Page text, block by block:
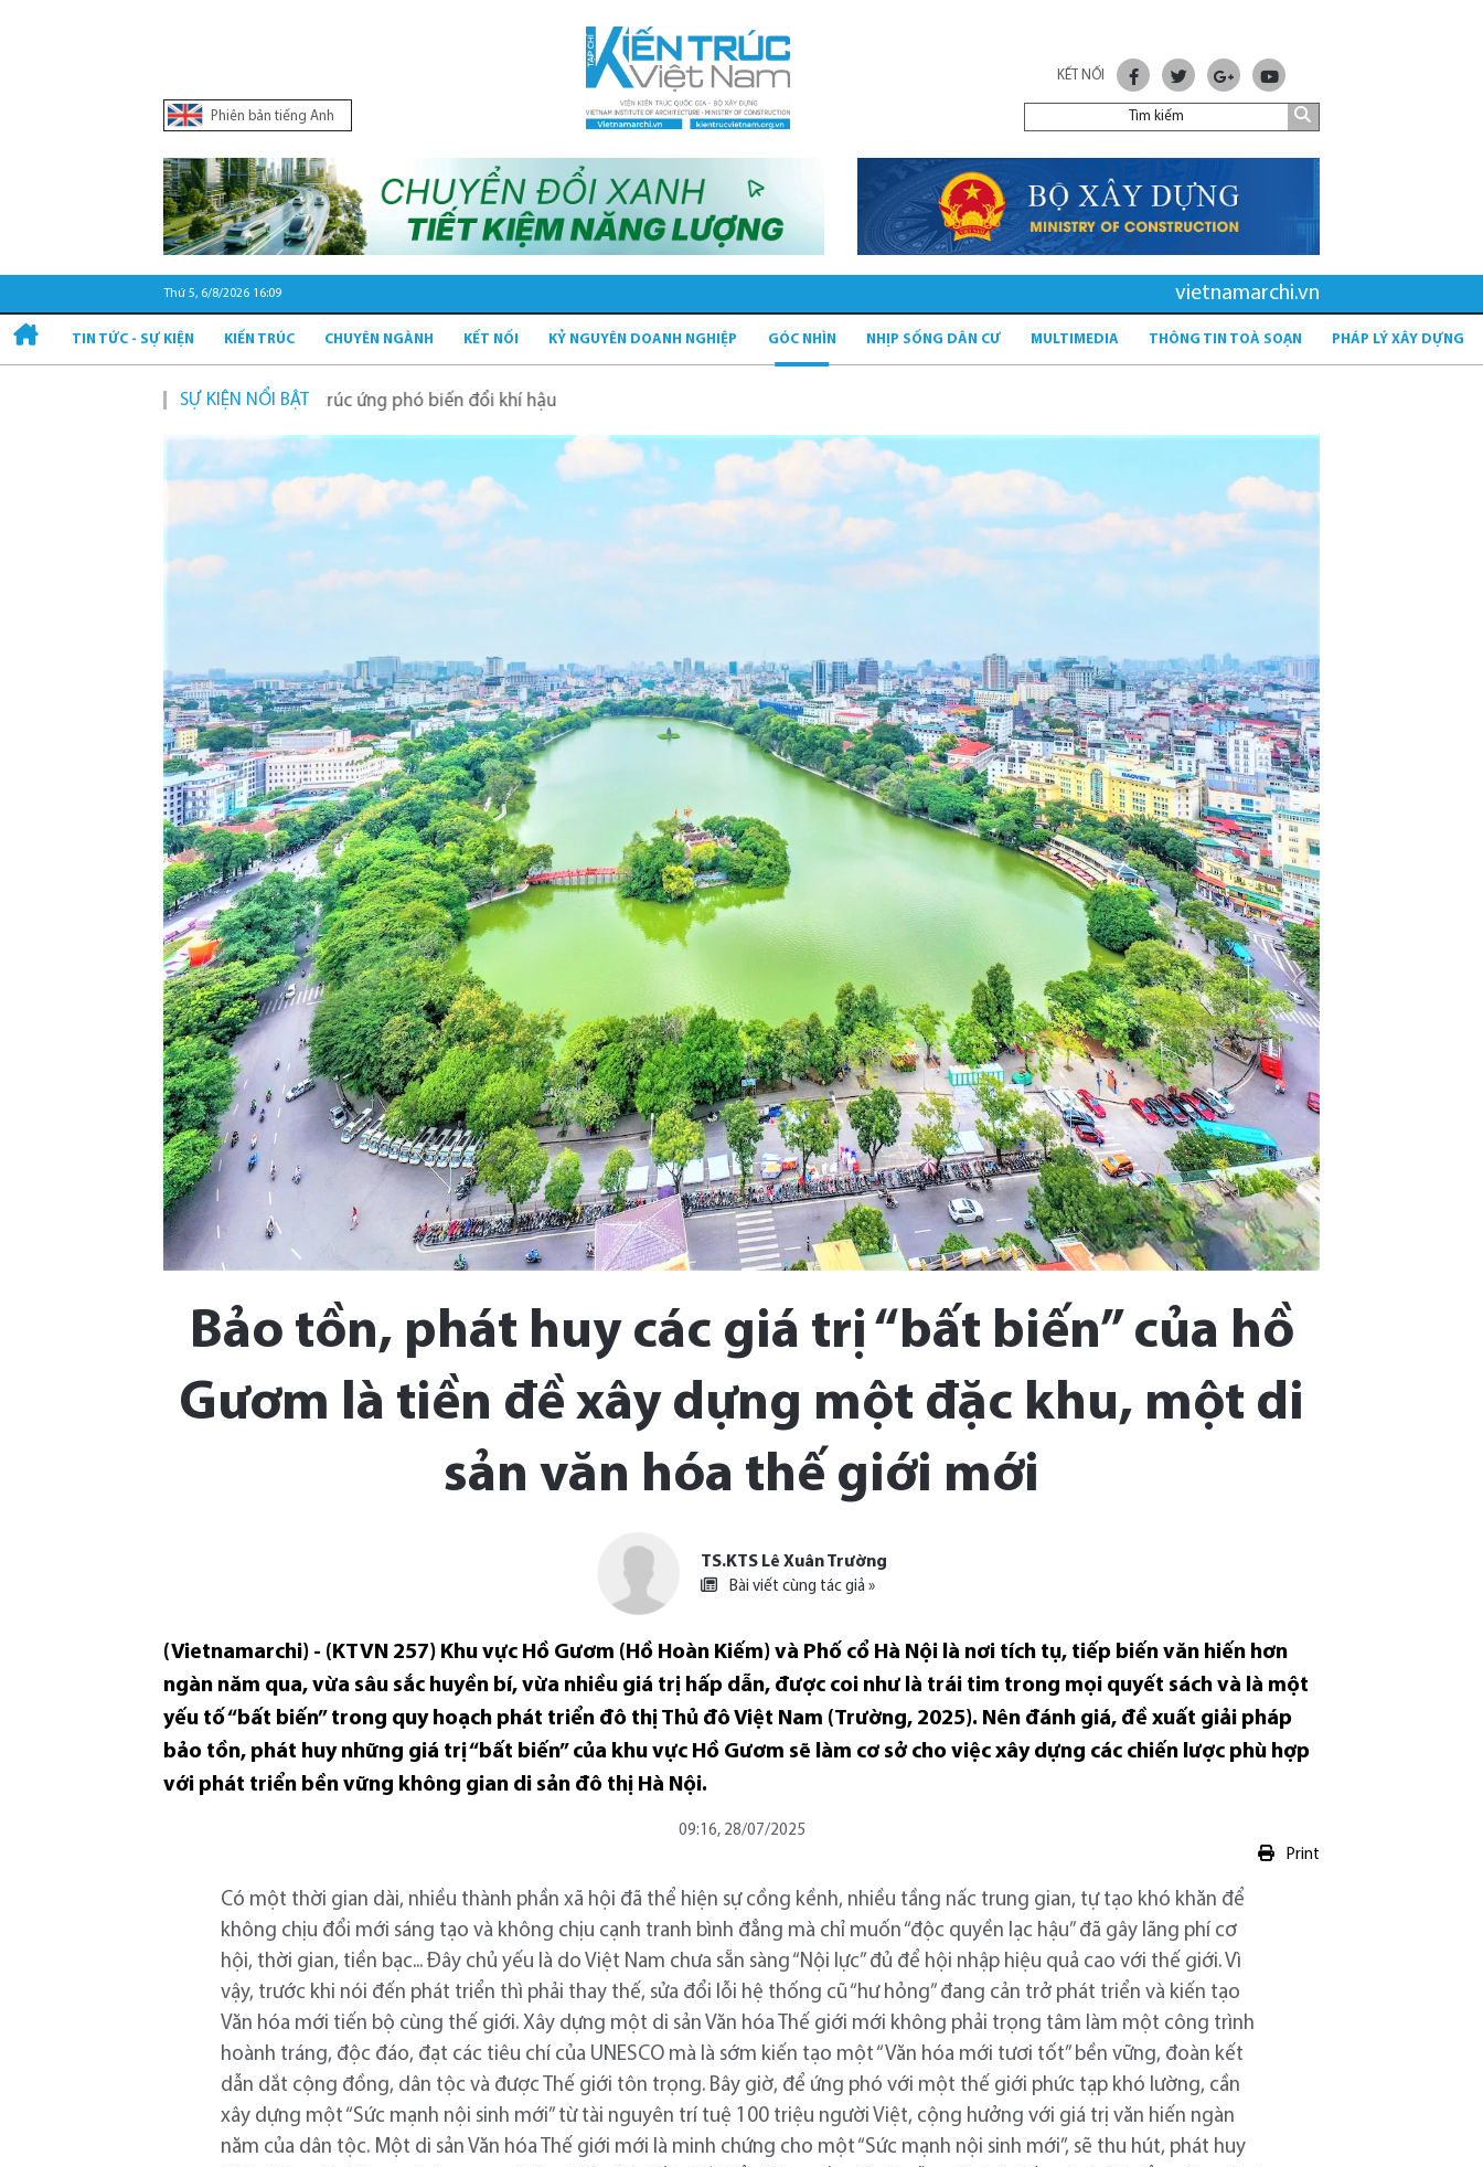
Phiên bản tiếng Anh
KẾT NỐI
Thứ 5, 6/8/2026 16:09 vietnamarchi.vn
TIN TỨC - SỰ KIỆN KIẾN TRÚC CHUYÊN NGÀNH KẾT NỐI KỶ NGUYÊN DOANH NGHIỆP GÓC NHÌN NHỊP SỐNG DÂN CƯ MULTIMEDIA THÔNG TIN TOÀ SOẠN PHÁP LÝ XÂY DỰNG
SỰ KIỆN NỔI BẬT
vật liệu xanh trong kiến trúc ứng phó biến đổi khí hậu
Bảo tồn, phát huy các giá trị “bất biến” của hồ
Gươm là tiền đề xây dựng một đặc khu, một di
sản văn hóa thế giới mới
TS.KTS Lê Xuân Trường
Bài viết cùng tác giả »
(Vietnamarchi) - (KTVN 257) Khu vực Hồ Gươm (Hồ Hoàn Kiếm) và Phố cổ Hà Nội là nơi tích tụ, tiếp biến văn hiến hơn
ngàn năm qua, vừa sâu sắc huyền bí, vừa nhiều giá trị hấp dẫn, được coi như là trái tim trong mọi quyết sách và là một
yếu tố “bất biến” trong quy hoạch phát triển đô thị Thủ đô Việt Nam (Trường, 2025). Nên đánh giá, đề xuất giải pháp
bảo tồn, phát huy những giá trị “bất biến” của khu vực Hồ Gươm sẽ làm cơ sở cho việc xây dựng các chiến lược phù hợp
với phát triển bền vững không gian di sản đô thị Hà Nội.
09:16, 28/07/2025
Print
Có một thời gian dài, nhiều thành phần xã hội đã thể hiện sự cồng kềnh, nhiều tầng nấc trung gian, tự tạo khó khăn để
không chịu đổi mới sáng tạo và không chịu cạnh tranh bình đẳng mà chỉ muốn “độc quyền lạc hậu” đã gây lãng phí cơ
hội, thời gian, tiền bạc... Đây chủ yếu là do Việt Nam chưa sẵn sàng “Nội lực” đủ để hội nhập hiệu quả cao với thế giới. Vì
vậy, trước khi nói đến phát triển thì phải thay thế, sửa đổi lỗi hệ thống cũ “hư hỏng” đang cản trở phát triển và kiến tạo
Văn hóa mới tiến bộ cùng thế giới. Xây dựng một di sản Văn hóa Thế giới mới không phải trọng tâm làm một công trình
hoành tráng, độc đáo, đạt các tiêu chí của UNESCO mà là sớm kiến tạo một “Văn hóa mới tươi tốt” bền vững, đoàn kết
dẫn dắt cộng đồng, dân tộc và được Thế giới tôn trọng. Bây giờ, để ứng phó với một thế giới phức tạp khó lường, cần
xây dựng một “Sức mạnh nội sinh mới” từ tài nguyên trí tuệ 100 triệu người Việt, cộng hưởng với giá trị văn hiến ngàn
năm của dân tộc. Một di sản Văn hóa Thế giới mới là minh chứng cho một “Sức mạnh nội sinh mới”, sẽ thu hút, phát huy